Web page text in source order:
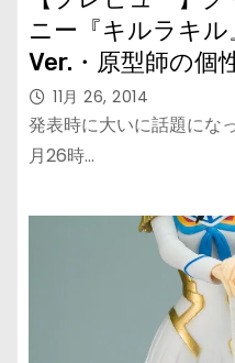
ニー『キルラキル
Ver.・原型師の個
11月 26, 2014
発表時に大いに話題にな
月26時…